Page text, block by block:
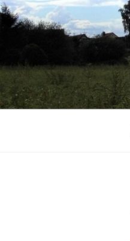
Zum
Inhalt